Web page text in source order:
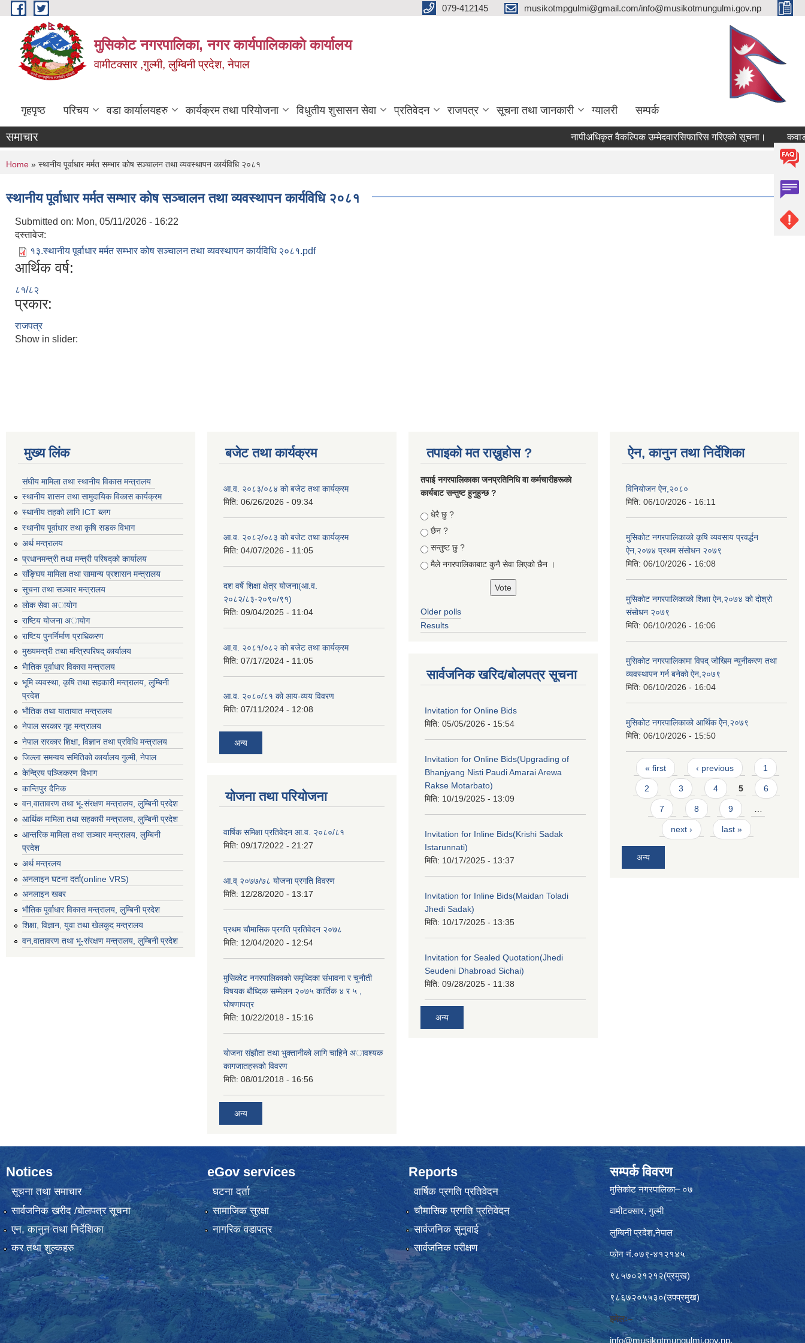
Skip to main content 079-412145 musikotmpgulmi@gmail.com/info@musikotmungulmi.gov.np
मुसिकोट नगरपालिका, नगर कार्यपालिकाकाे कार्यालय
वामीटक्सार ,गुल्मी, लुम्बिनी प्रदेश, नेपाल
गृहपृष्ठ परिचय वडा कार्यालयहरु कार्यक्रम तथा परियोजना विधुतीय शुसासन सेवा प्रतिवेदन राजपत्र सूचना तथा जानकारी ग्यालरी सम्पर्क
समाचार नापीअधिकृत वैकल्पिक उम्मेदवारसिफारिस गरिएको सूचना। कवाडी
You are here
Home » स्थानीय पूर्वाधार मर्मत सम्भार कोष सञ्चालन तथा व्यवस्थापन कार्यविधि २०८१
स्थानीय पूर्वाधार मर्मत सम्भार कोष सञ्चालन तथा व्यवस्थापन कार्यविधि २०८१
Submitted on: Mon, 05/11/2026 - 16:22
दस्तावेज:
१३.स्थानीय पूर्वाधार मर्मत सम्भार कोष सञ्चालन तथा व्यवस्थापन कार्यविधि २०८१.pdf
आर्थिक वर्ष:
८१/८२
प्रकार:
राजपत्र
Show in slider:
मुख्य लिंक
संघीय मामिला तथा स्थानीय विकास मन्त्रालय
स्थानीय शासन तथा सामुदायिक विकास कार्यक्रम
स्थानीय तहको लागि ICT ब्लग
स्थानीय पूर्वाधार तथा कृषि सडक विभाग
अर्थ मन्त्रालय
प्रधानमन्त्री तथा मन्त्री परिषद्काे कार्यालय
संङ्घिय मामिला तथा सामान्य प्रशासन मन्त्रालय
सूचना तथा सञ्चार मन्त्रालय
लाेक सेवा अायाेग
राष्टिय याेजना अायाेग
राष्टिय पुनर्निर्माण प्राधिकरण
मुख्यमन्त्री तथा मन्त्रिपरिषद् कार्यालय
भैातिक पूर्वाधार विकास मन्त्रालय
भूमि व्यवस्था, कृषि तथा सहकारी मन्त्रालय, लु्म्बिनी
प्रदेश
भाैतिक तथा यातायात मन्त्रालय
नेपाल सरकार गृह मन्त्रालय
नेपाल सरकार शिक्षा, विज्ञान तथा प्रविधि मन्त्रालय
जिल्ला समन्वय समितिको कार्यालय गुल्मी, नेपाल
केन्द्रिय पञ्जिकरण विभाग
कान्तिपुर दैनिक
वन,वातावरण तथा भू-संरक्षण मन्त्रालय, लुम्बिनी प्रदेश
आर्थिक मामिला तथा सहकारी मन्त्रालय, लुम्बिनी प्रदेश
आन्तरिक मामिला तथा सञ्चार मन्त्रालय, लुम्बिनी
प्रदेश
अर्थ मन्त्रलय
अनलाइन घटना दर्ता(online VRS)
अनलाइन खबर
भौतिक पूर्वाधार विकास मन्त्रालय, लुम्बिनी प्रदेश
शिक्षा, विज्ञान, युवा तथा खेलकुद मन्‍‍त्रालय
वन,वातावरण तथा भू-संरक्षण मन्त्रालय, लुम्बिनी प्रदेश
बजेट तथा कार्यक्रम
आ.व. २०८३/०८४ को बजेट तथा कार्यक्रम
मिति: 06/26/2026 - 09:34
आ.व. २०८२/०८३ को बजेट तथा कार्यक्रम
मिति: 04/07/2026 - 11:05
दश वर्षे शिक्षा क्षेत्र योजना(आ.व.
२०८२/८३-२०९०/९१)
मिति: 09/04/2025 - 11:04
आ.व. २०८१/०८२ को बजेट तथा कार्यक्रम
मिति: 07/17/2024 - 11:05
आ.व. २०८०/८१ को आय-व्यय विवरण
मिति: 07/11/2024 - 12:08
अन्य
योजना तथा परियोजना
वार्षिक समिक्षा प्रतिवेदन आ.व. २०८०/८१
मिति: 09/17/2022 - 21:27
आ.व् २०७७/७८ योजना प्रगति विवरण
मिति: 12/28/2020 - 13:17
प्रथम चाैमासिक प्रगति प्रतिवेदन २०७८
मिति: 12/04/2020 - 12:54
मुसिकाेट नगरपालिकाकाे समृध्दिका संभावना र चुनाैती
विषयक बाैध्दिक सम्मेलन २०७५ कार्तिक ४ र ५ ,
घाेषणापत्र
मिति: 10/22/2018 - 15:16
याेजना संझाैता तथा भुक्तानीकाे लागि चाहिने अावश्यक
कागजातहरूकाे विवरण
मिति: 08/01/2018 - 16:56
अन्य
तपाइको मत राख्नुहोस ?
तपा‌ई नगरपालिकाका जनप्रतिनिधि वा कर्मचारीहरूकाे
कार्यबाट सन्तुष्ट हुनुहुन्छ ?
Choices
धेरै छु ?
छैन ?
सन्तुष्ट छु ?
मैले नगरपालिकाबाट कुनै सेवा लिएकाे छैन ।
Older polls
Results
सार्वजनिक खरिद/बोलपत्र सूचना
Invitation for Online Bids
मिति: 05/05/2026 - 15:54
Invitation for Online Bids(Upgrading of
Bhanjyang Nisti Paudi Amarai Arewa
Rakse Motarbato)
मिति: 10/19/2025 - 13:09
Invitation for Inline Bids(Krishi Sadak
Istarunnati)
मिति: 10/17/2025 - 13:37
Invitation for Inline Bids(Maidan Toladi
Jhedi Sadak)
मिति: 10/17/2025 - 13:35
Invitation for Sealed Quotation(Jhedi
Seudeni Dhabroad Sichai)
मिति: 09/28/2025 - 11:38
अन्य
ऐन, कानुन तथा निर्देशिका
विनियोजन ऐन,२०८०
मिति: 06/10/2026 - 16:11
मुसिकोट नगरपालिकाको कृषि व्यवसाय प्रवर्द्धन
ऐन,२०७४ प्रथम संसोधन २०७९
मिति: 06/10/2026 - 16:08
मुसिकोट नगरपालिकाको शिक्षा ऐन,२०७४ को दोश्रो
संसोधन २०७९
मिति: 06/10/2026 - 16:06
मुसिकोट नगरपालिकामा विपद् जोखिम न्युनीकरण तथा
व्यवस्थापन गर्न बनेको ऐन,२०७९
मिति: 06/10/2026 - 16:04
मुसिकोट नगरपालिकाको आर्थिक ऐेन,२०७९
मिति: 06/10/2026 - 15:50
Pages
« first ‹ previous 1
2 3 4 5 6
7 8 9 …
next › last »
अन्य
Notices
सूचना तथा समाचार
सार्वजनिक खरीद /बोलपत्र सूचना
एन, कानुन तथा निर्देशिका
कर तथा शुल्कहरु
eGov services
घटना दर्ता
सामाजिक सुरक्षा
नागरिक वडापत्र
Reports
वार्षिक प्रगति प्रतिवेदन
चौमासिक प्रगति प्रतिवेदन
सार्वजनिक सुनुवाई
सार्वजनिक परीक्षण
सम्पर्क विवरण
मुसिकोट नगरपालिका– ०७
वामीटक्सार, गुल्मी
लुम्बिनी प्रदेश,नेपाल
फोन नं.०७९-४१२१४५
९८५७०२१२१२(प्रमुख)
९८६७२०५५३०(उपप्रमुख)
इमेलः–
info@musikotmungulmi.gov.np,